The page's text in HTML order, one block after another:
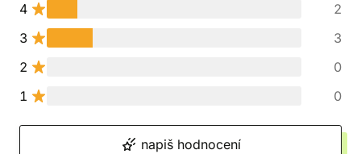
4
2
3
3
2
0
1
0
napiš hodnocení